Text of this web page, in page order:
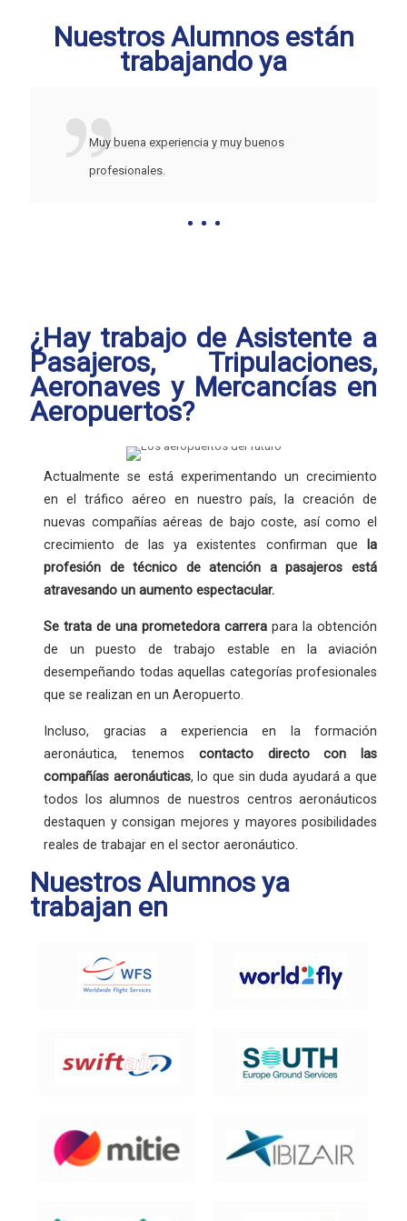
Nuestros Alumnos están
trabajando ya
Muy buena experiencia y muy buenos
profesionales.
¿Hay trabajo de Asistente a
Pasajeros, Tripulaciones,
Aeronaves y Mercancías en
Aeropuertos?
Actualmente se está experimentando un crecimiento
en el tráfico aéreo en nuestro país, la creación de
nuevas compañías aéreas de bajo coste, así como el
crecimiento de las ya existentes confirman que
la
profesión
de técnico de atención a pasajeros está
atravesando un aumento espectacular.
Se trata de unaprometedora carrera para la obtención
de un puesto de trabajo estable en la aviación
desempeñando todas aquellas categorías profesionales
que se realizan en un Aeropuerto.
Incluso, gracias a experiencia en la formación
aeronáutica, tenemos contacto directo con las
compañías aeronáuticas, lo que sin duda ayudará a que
todos los alumnos de nuestros centros aeronáuticos
destaquen y consigan mejores y mayores posibilidades
reales de trabajar en el sector aeronáutico.
Nuestros Alumnos ya
trabajan en